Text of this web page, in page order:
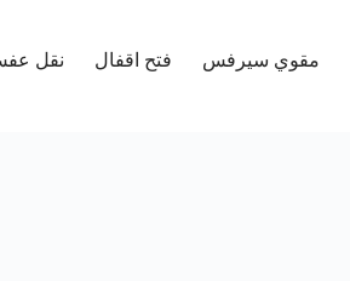
مقوي سيرفس فتح اقفال نقل